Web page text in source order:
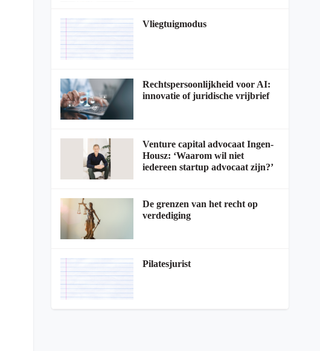
Vliegtuigmodus
Rechtspersoonlijkheid voor AI:
innovatie of juridische vrijbrief
Venture capital advocaat Ingen-
Housz: ‘Waarom wil niet
iedereen startup advocaat zijn?’
De grenzen van het recht op
verdediging
Pilatesjurist